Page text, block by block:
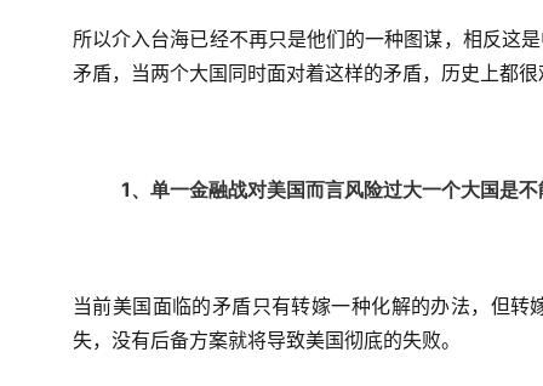
所以介入台海已经不再只是他们的一种图谋，相反这
矛盾，当两个大国同时面对着这样的矛盾，历史上都
1、单一金融战对美国而言风险过大一个大国是
当前美国面临的矛盾只有转嫁一种化解的办法，但
失，没有后备方案就将导致美国彻底的失败。